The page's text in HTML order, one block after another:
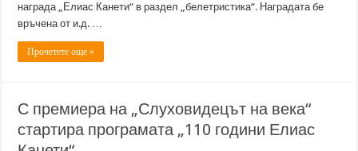
награда „Елиас Канети“ в раздел „белетристика“. Наградата бе
връчена от и.д. …
Прочетете още »
С премиера на „Слуховидецът на века“
стартира програмата „110 години Елиас